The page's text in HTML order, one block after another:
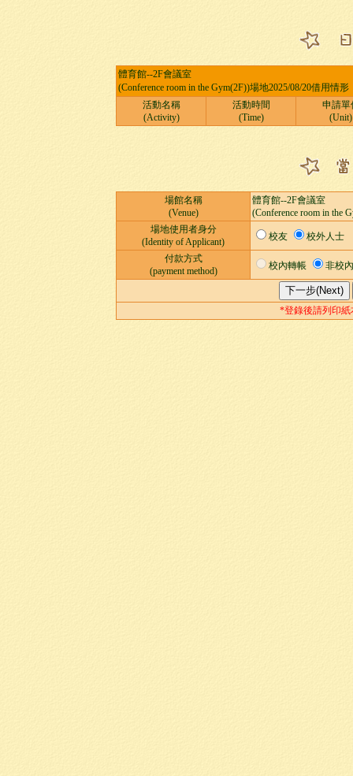
體育館--2F會議室
(Conference room in the Gym(2F))場地2025/08/20借用情形
活動名稱
(Activity)
活動時間
(Time)
申請單
(Unit)
場館名稱
(Venue)
體育館--2F會議室
(Conference room in the
場地使用者身分
(Identity of Applicant)
校友
校外人士
付款方式
(payment method)
校內轉帳 非校
*登錄後請列印